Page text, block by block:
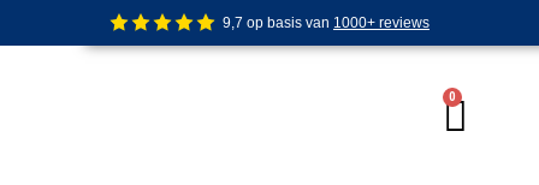
de
9,7 op basis van 1000+ reviews
0